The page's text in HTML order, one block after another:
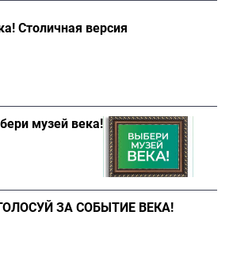
Столичная версия
музей века!
ЗА СОБЫТИЕ ВЕКА!